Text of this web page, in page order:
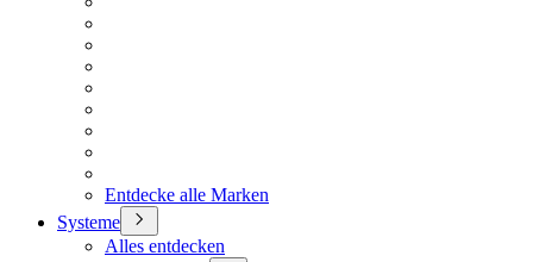
Entdecke alle Marken
Systeme
Alles entdecken